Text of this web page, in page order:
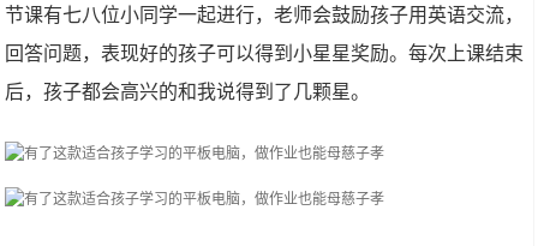
节课有七八位小同学一起进行，老师会鼓励孩子用英语交流，
回答问题，表现好的孩子可以得到小星星奖励。每次上课结束
后，孩子都会高兴的和我说得到了几颗星。